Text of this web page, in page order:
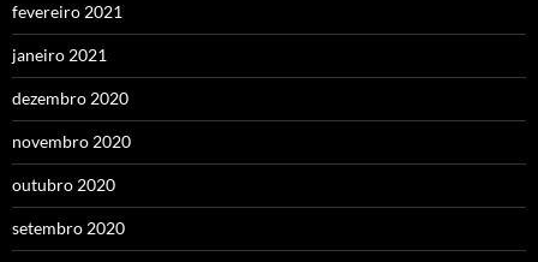
fevereiro 2021
janeiro 2021
dezembro 2020
novembro 2020
outubro 2020
setembro 2020